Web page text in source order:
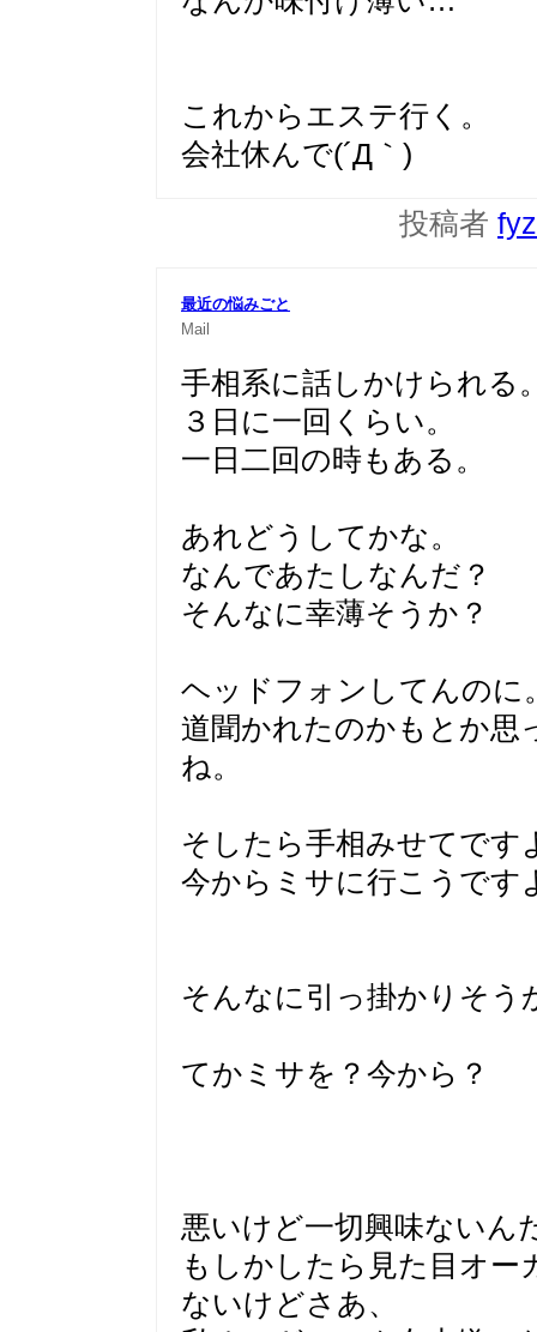
これからエステ行く。
会社休んで(´Д｀)
投稿者
最近の悩みごと
Mail
手相系に話しかけられる
３日に一回くらい。
一日二回の時もある。
あれどうしてかな。
なんであたしなんだ？
そんなに幸薄そうか？
ヘッドフォンしてんのに
道聞かれたのかもとか思
ね。
そしたら手相みせてです
今からミサに行こうです
そんなに引っ掛かりそう
てかミサを？今から？
悪いけど一切興味ない
もしかしたら見た目オ
ないけどさあ、